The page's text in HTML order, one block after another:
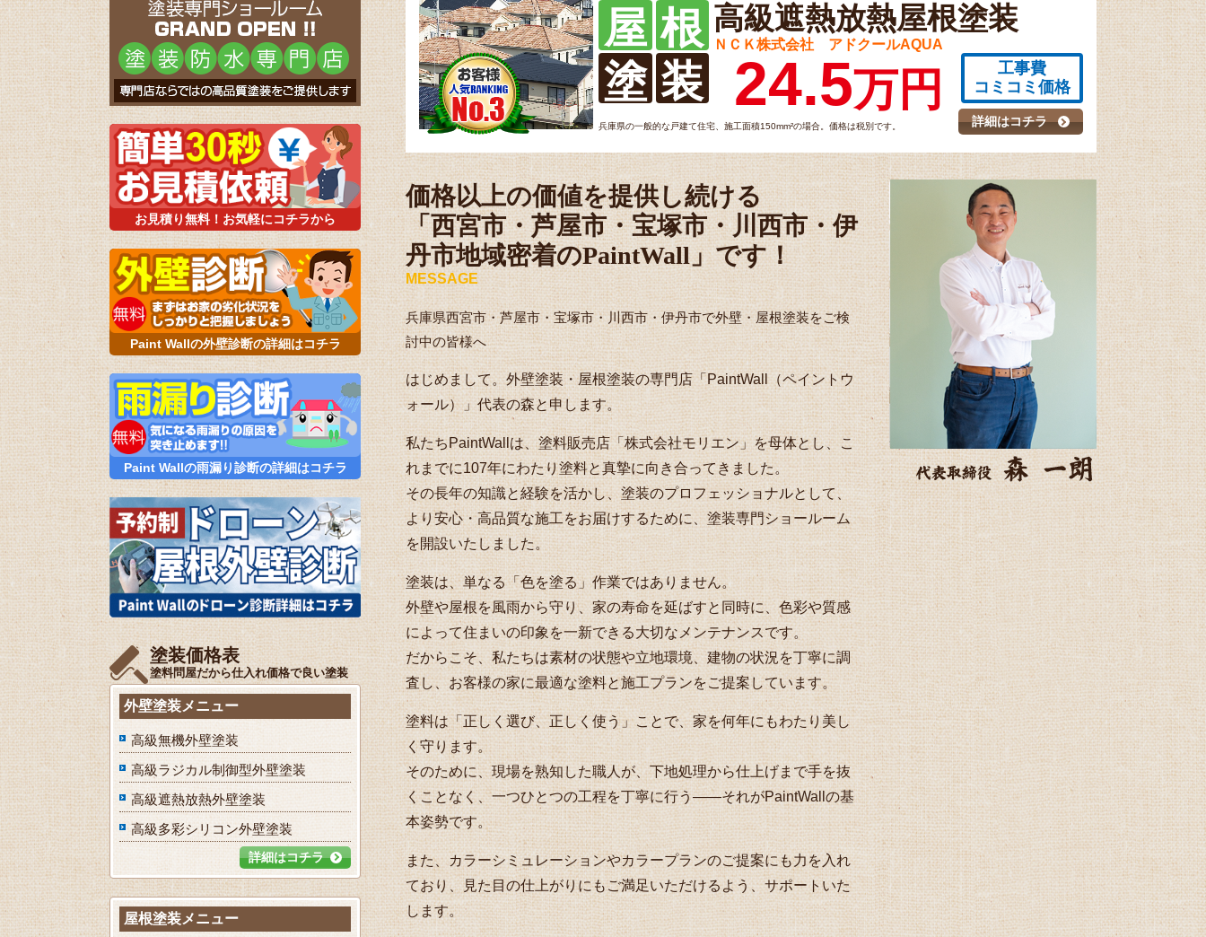
屋 根
塗 装
高級遮熱放熱屋根塗装
ＮＣＫ株式会社 アドクールAQUA
工事費
コミコミ価格
24.5万円
兵庫県の一般的な戸建て住宅、施工面積150mm²の場合。価格は税別です。 詳細はコチラ
価格以上の価値を提供し続ける
「西宮市・芦屋市・宝塚市・川西市・伊
丹市地域密着のPaintWall」です！
MESSAGE
兵庫県西宮市・芦屋市・宝塚市・川西市・伊丹市で外壁・屋根塗装をご検
討中の皆様へ
はじめまして。外壁塗装・屋根塗装の専門店「PaintWall（ペイントウ
ォール）」代表の森と申します。
私たちPaintWallは、塗料販売店「株式会社モリエン」を母体とし、こ
れまでに107年にわたり塗料と真摯に向き合ってきました。
その長年の知識と経験を活かし、塗装のプロフェッショナルとして、
より安心・高品質な施工をお届けするために、塗装専門ショールーム
を開設いたしました。
塗装は、単なる「色を塗る」作業ではありません。
外壁や屋根を風雨から守り、家の寿命を延ばすと同時に、色彩や質感
によって住まいの印象を一新できる大切なメンテナンスです。
だからこそ、私たちは素材の状態や立地環境、建物の状況を丁寧に調
査し、お客様の家に最適な塗料と施工プランをご提案しています。
塗料は「正しく選び、正しく使う」ことで、家を何年にもわたり美し
く守ります。
そのために、現場を熟知した職人が、下地処理から仕上げまで手を抜
くことなく、一つひとつの工程を丁寧に行う――それがPaintWallの基
本姿勢です。
また、カラーシミュレーションやカラープランのご提案にも力を入れ
ており、見た目の仕上がりにもご満足いただけるよう、サポートいた
します。
お見積り無料！お気軽にコチラから
Paint Wallの外壁診断の詳細はコチラ
Paint Wallの雨漏り診断の詳細はコチラ
塗装価格表
塗料問屋だから仕入れ価格で良い塗装
外壁塗装メニュー
高級無機外壁塗装
高級ラジカル制御型外壁塗装
高級遮熱放熱外壁塗装
高級多彩シリコン外壁塗装
詳細はコチラ
屋根塗装メニュー